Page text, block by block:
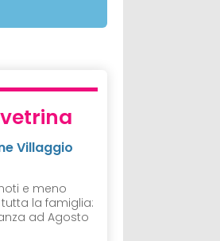
Villaggio
e meno
la famiglia:
ad Agosto